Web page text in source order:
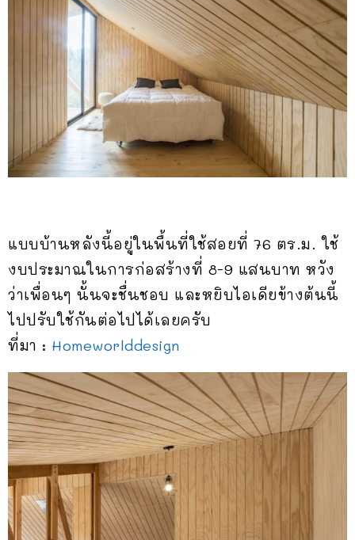
แบบบ้านหลังนี้อยู่ในพื้นที่ใช้สอยที่ 76 ตร.ม. ใช้
งบประมาณในการก่อสร้างที่ 8-9 แสนบาท หวัง
ว่าเพื่อนๆ นั้นจะชื่นชอบ และหยิบไอเดียข้างต้นนี้
ไปปรับใช้กันต่อไปได้เลยครับ
ที่มา : Homeworlddesign